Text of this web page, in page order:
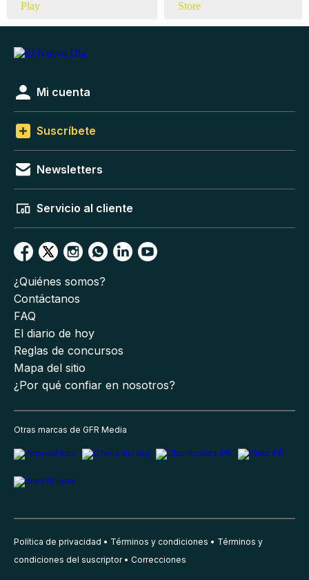
Mi cuenta
Suscríbete
Newsletters
Servicio al cliente
¿Quiénes somos?
Contáctanos
FAQ
El diario de hoy
Reglas de concursos
Mapa del sitio
¿Por qué confiar en nosotros?
Otras marcas de GFR Media
Política de privacidad Términos y condiciones
Términos y
condiciones del suscriptor
Correcciones